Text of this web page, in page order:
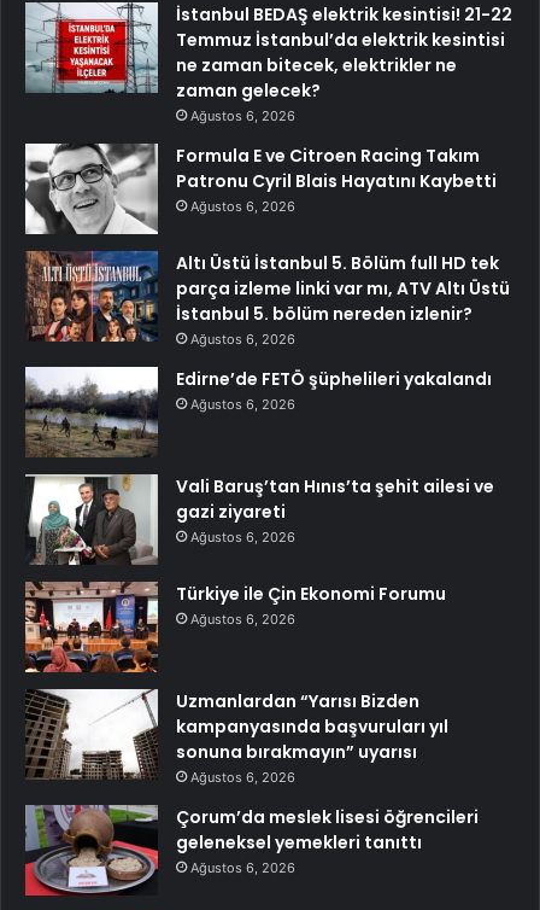
İstanbul BEDAŞ elektrik kesintisi! 21-22
Temmuz İstanbul’da elektrik kesintisi
ne zaman bitecek, elektrikler ne
zaman gelecek?
Ağustos 6, 2026
Formula E ve Citroen Racing Takım
Patronu Cyril Blais Hayatını Kaybetti
Ağustos 6, 2026
Altı Üstü İstanbul 5. Bölüm full HD tek
parça izleme linki var mı, ATV Altı Üstü
İstanbul 5. bölüm nereden izlenir?
Ağustos 6, 2026
Edirne’de FETÖ şüphelileri yakalandı
Ağustos 6, 2026
Vali Baruş’tan Hınıs’ta şehit ailesi ve
gazi ziyareti
Ağustos 6, 2026
Türkiye ile Çin Ekonomi Forumu
Ağustos 6, 2026
Uzmanlardan “Yarısı Bizden
kampanyasında başvuruları yıl
sonuna bırakmayın” uyarısı
Ağustos 6, 2026
Çorum’da meslek lisesi öğrencileri
geleneksel yemekleri tanıttı
Ağustos 6, 2026